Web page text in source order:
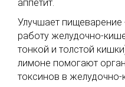
аппетит.
Улучшает пищеварение
работу желудочно-
тонкой и толстой
лимоне помогают
токсинов в желудочно-